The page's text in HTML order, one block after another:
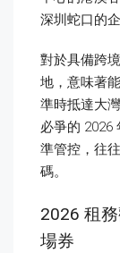
深圳蛇口的
對於具備跨
地，意味著
準時抵達大
必爭的 2026
準管控，往
碼。
2026 租
場券